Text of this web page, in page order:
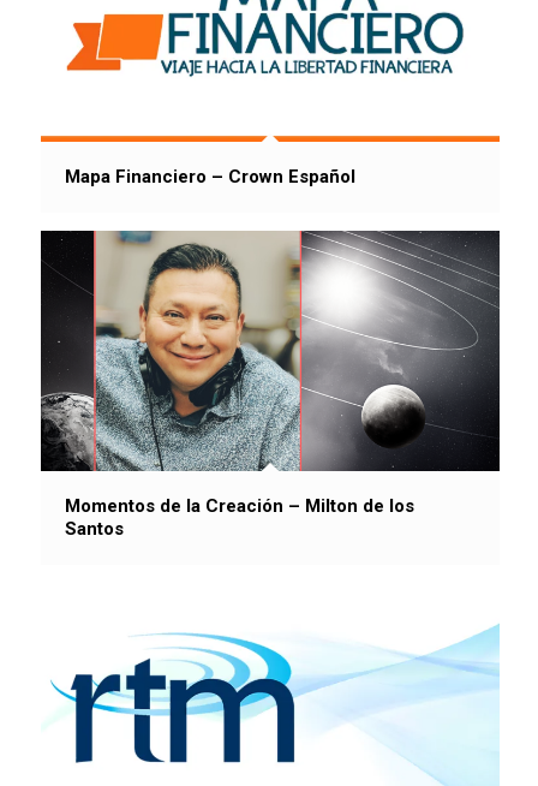
Mapa Financiero – Crown Español
Momentos de la Creación – Milton de los
Santos